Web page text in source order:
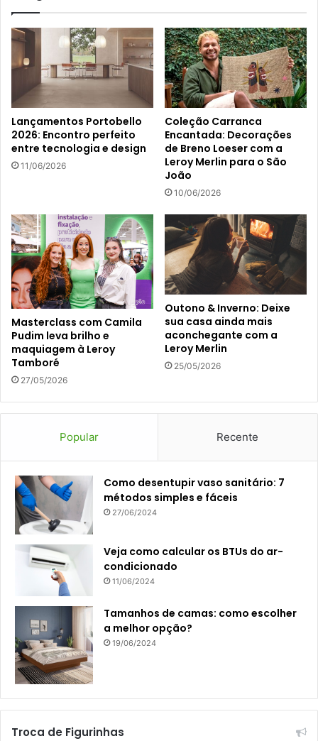
Lançamentos Portobello
2026: Encontro perfeito
entre tecnologia e design
11/06/2026
Coleção Carranca
Encantada: Decorações
de Breno Loeser com a
Leroy Merlin para o São
João
10/06/2026
Masterclass com Camila
Pudim leva brilho e
maquiagem à Leroy
Tamboré
27/05/2026
Outono & Inverno: Deixe
sua casa ainda mais
aconchegante com a
Leroy Merlin
25/05/2026
Popular Recente
Como desentupir vaso sanitário: 7
métodos simples e fáceis
27/06/2024
Veja como calcular os BTUs do ar-
condicionado
11/06/2024
Tamanhos de camas: como escolher
a melhor opção?
19/06/2024
Troca de Figurinhas